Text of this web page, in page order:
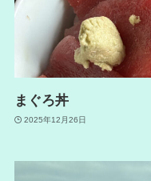
まぐろ丼
2025年12月26日